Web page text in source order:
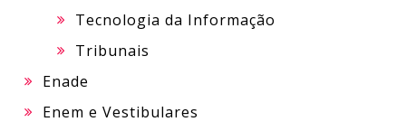
Tecnologia da Informação
Tribunais
Enade
Enem e Vestibulares